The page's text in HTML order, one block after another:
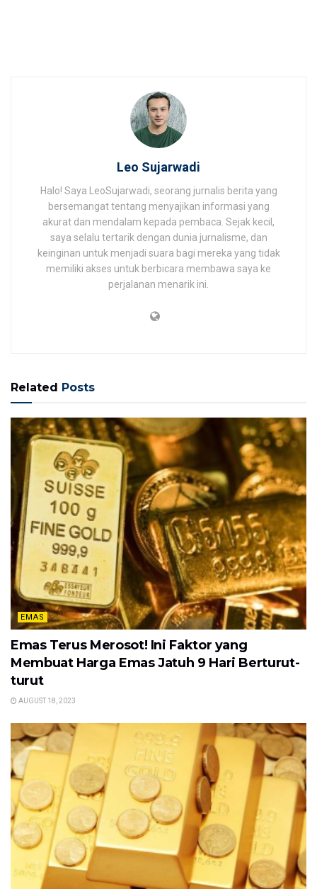
Leo Sujarwadi
Halo! Saya LeoSujarwadi, seorang jurnalis berita yang
bersemangat tentang menyajikan informasi yang
akurat dan mendalam kepada pembaca. Sejak kecil,
saya selalu tertarik dengan dunia jurnalisme, dan
keinginan untuk menjadi suara bagi mereka yang tidak
memiliki akses untuk berbicara membawa saya ke
perjalanan menarik ini.
Related Posts
EMAS
Emas Terus Merosot! Ini Faktor yang
Membuat Harga Emas Jatuh 9 Hari Berturut-
turut
AUGUST 18, 2023